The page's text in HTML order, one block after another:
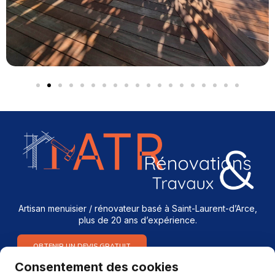
Artisan menuisier / rénovateur basé à Saint-Laurent-d’Arce,
plus de 20 ans d’expérience.
OBTENIR UN DEVIS GRATUIT
Consentement des cookies